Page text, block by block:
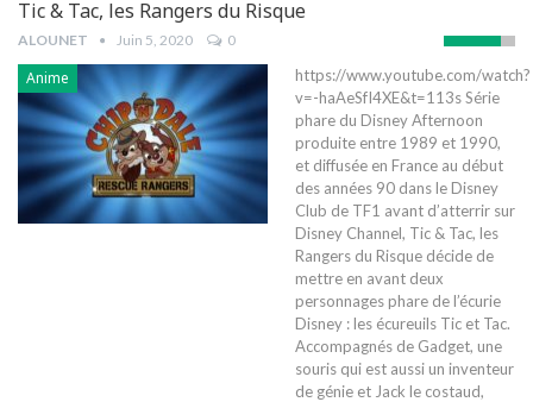
Tic & Tac, les Rangers du Risque
ALOUNET Juin 5, 2020 0
Anime
https://www.youtube.com/watch?
v=-haAeSfI4XE&t=113s Série
phare du Disney Afternoon
produite entre 1989 et 1990,
et diffusée en France au début
des années 90 dans le Disney
Club de TF1 avant d’atterrir sur
Disney Channel, Tic & Tac, les
Rangers du Risque décide de
mettre en avant deux
personnages phare de l’écurie
Disney : les écureuils Tic et Tac.
Accompagnés de Gadget, une
souris qui est aussi un inventeur
de génie et Jack le costaud,